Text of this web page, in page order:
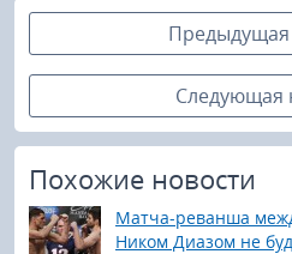
Предыдущая
Следующая
Похожие новости
Матча-реванша
Ником Диазом не